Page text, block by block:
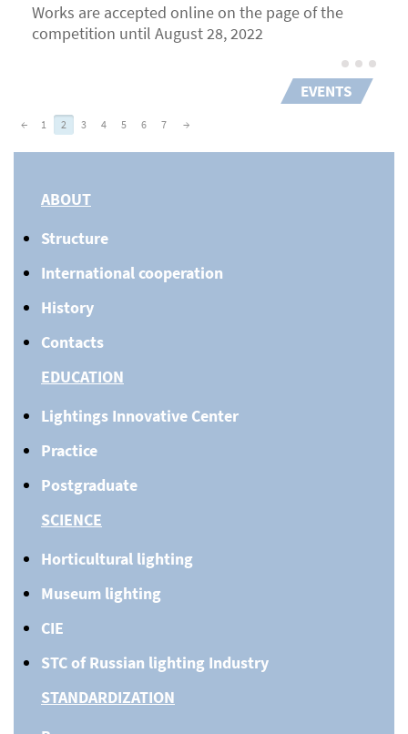
Works are accepted online on the page of the
competition until August 28, 2022
EVENTS
← 1 2 3 4 5 6 7 →
ABOUT
Structure
International cooperation
History
Contacts
EDUCATION
Lightings Innovative Center
Practice
Postgraduate
SCIENCE
Horticultural lighting
Museum lighting
CIE
STC of Russian lighting Industry
STANDARDIZATION